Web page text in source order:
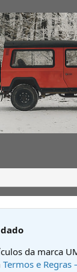
da marca
Termos e